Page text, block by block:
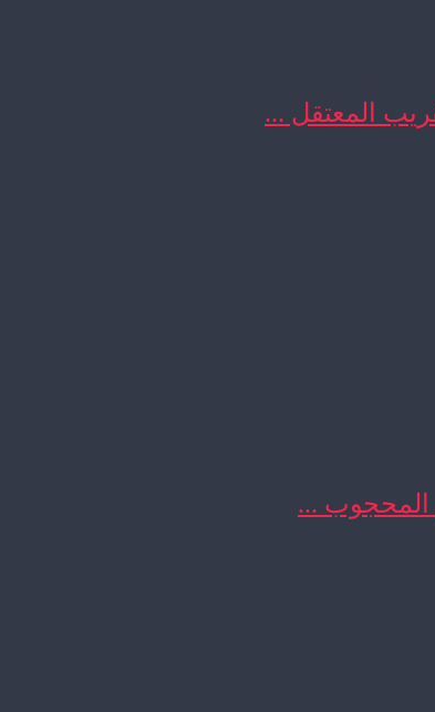
المعتقل ...